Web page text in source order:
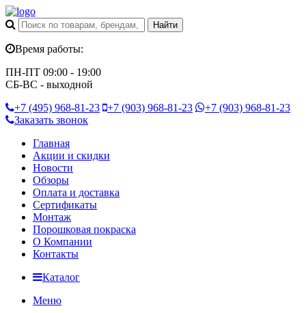
Время работы:
ПН-ПТ 09:00 - 19:00
СБ-ВС - выходной
+7 (495) 968-81-23 +7 (903) 968-81-23 +7 (903) 968-81-23
Заказать звонок
Главная
Акции и скидки
Новости
Обзоры
Оплата и доставка
Сертификаты
Монтаж
Порошковая покраска
О Компании
Контакты
Каталог
Меню